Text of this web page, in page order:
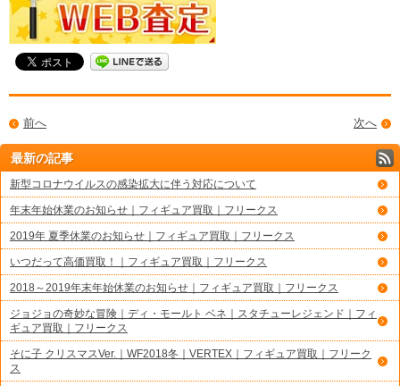
次へ
前へ
最新の記事
新型コロナウイルスの感染拡大に伴う対応について
年末年始休業のお知らせ｜フィギュア買取｜フリークス
2019年 夏季休業のお知らせ｜フィギュア買取｜フリークス
いつだって高価買取！｜フィギュア買取｜フリークス
2018～2019年末年始休業のお知らせ｜フィギュア買取｜フリークス
ジョジョの奇妙な冒険｜ディ・モールト ベネ｜スタチューレジェンド｜フィ
ギュア買取｜フリークス
そに子 クリスマスVer.｜WF2018冬｜VERTEX｜フィギュア買取｜フリーク
ス